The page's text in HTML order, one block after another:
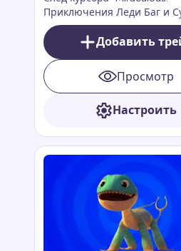
Приключения Леди Баг и
Кота: Плагг" — это игривое
очаровательное
вашего курсора, которое
магию и юмор из
мультсериала прямо на ваш
Добавить
Просмотр
Настроить